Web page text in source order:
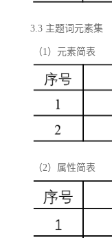
3.3 主题词元素集
（1）元素简表
（2）属性简表